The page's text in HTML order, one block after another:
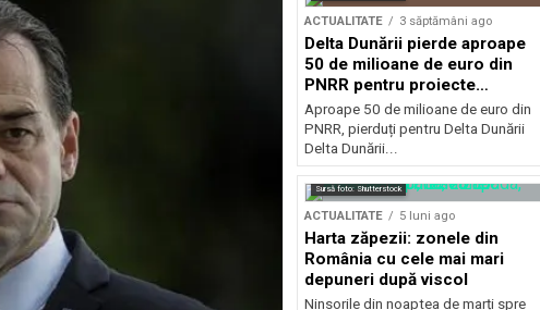
ACTUALITATE 3 săptămâni ago
Delta Dunării pierde aproape
50 de milioane de euro din
PNRR pentru proiecte
esențiale
Aproape 50 de milioane de euro din
PNRR, pierduți pentru Delta Dunării
Delta Dunării...
Sursă foto: Shutterstock
ACTUALITATE 5 luni ago
Harta zăpezii: zonele din
România cu cele mai mari
depuneri după viscol
Ninsorile din noaptea de marți spre